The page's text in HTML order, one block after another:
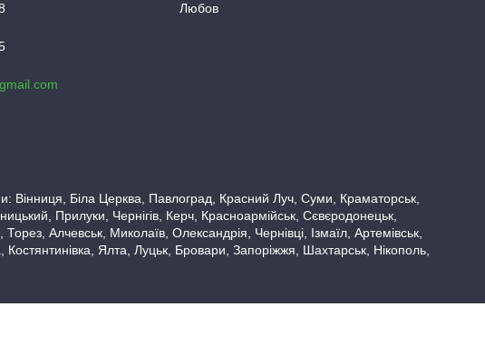
Любов
Вінниця, Біла Церква, Павлоград, Красний Луч, Суми, Краматорськ,
Прилуки, Чернігів, Керч, Красноармійськ, Сєвєродонецьк,
Алчевськ, Миколаїв, Олександрія, Чернівці, Ізмаїл, Артемівськ,
Ялта, Луцьк, Бровари, Запоріжжя, Шахтарськ, Нікополь,